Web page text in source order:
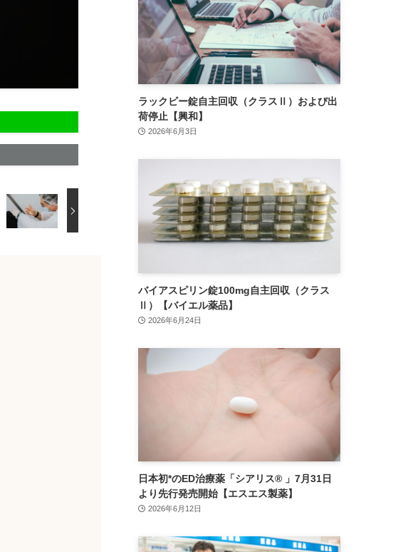
ラックビー錠自主回収（クラスⅡ）および出
荷停止【興和】
2026年6月3日
バイアスピリン錠100mg自主回収（クラス
Ⅱ）【バイエル薬品】
2026年6月24日
日本初*のED治療薬「シアリス® 」7月31日
より先行発売開始【エスエス製薬】
2026年6月12日